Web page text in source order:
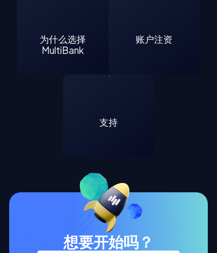
为什么选择
MultiBank
账户注资
支持
想要开始吗？